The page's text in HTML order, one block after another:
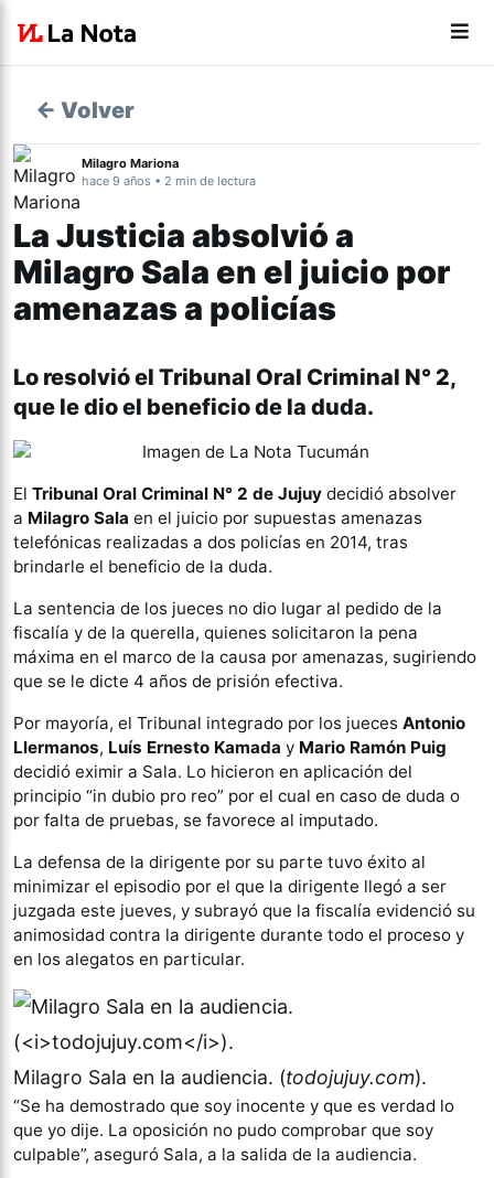
← Volver
Milagro Mariona
hace 9 años • 2 min de lectura
La Justicia absolvió a
Milagro Sala en el juicio por
amenazas a policías
Lo resolvió el Tribunal Oral Criminal N° 2,
que le dio el beneficio de la duda.
El Tribunal Oral Criminal N° 2 de Jujuy decidió absolver
a Milagro Sala en el juicio por supuestas amenazas
telefónicas realizadas a dos policías en 2014, tras
brindarle el beneficio de la duda.
La sentencia de los jueces no dio lugar al pedido de la
fiscalía y de la querella, quienes solicitaron la pena
máxima en el marco de la causa por amenazas, sugiriendo
que se le dicte 4 años de prisión efectiva.
Por mayoría, el Tribunal integrado por los jueces Antonio
Llermanos, Luís Ernesto Kamada y Mario Ramón Puig
decidió eximir a Sala. Lo hicieron en aplicación del
principio “in dubio pro reo” por el cual en caso de duda o
por falta de pruebas, se favorece al imputado.
La defensa de la dirigente por su parte tuvo éxito al
minimizar el episodio por el que la dirigente llegó a ser
juzgada este jueves, y subrayó que la fiscalía evidenció su
animosidad contra la dirigente durante todo el proceso y
en los alegatos en particular.
Milagro Sala en la audiencia. (todojujuy.com).
“Se ha demostrado que soy inocente y que es verdad lo
que yo dije. La oposición no pudo comprobar que soy
culpable”, aseguró Sala, a la salida de la audiencia.